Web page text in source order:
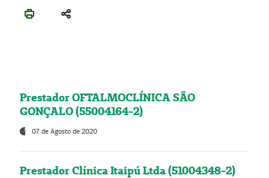
Prestador OFTALMOCLÍNICA SÃO
GONÇALO (55004164-2)
07 de Agosto de 2020
Prestador Clínica Itaipú Ltda (51004348-2)